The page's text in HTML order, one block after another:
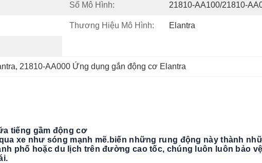
Số Mô Hình: 21810-AA100/21810-
Thương Hiệu Mô Hình: Elantra
, 21810-AA000 Ứng dụng gắn động cơ Elantra
tiếng gầm động cơ
xe như sóng mạnh mẽ.biến những rung động này thành
phố hoặc du lịch trên đường cao tốc, chúng luôn luôn bảo